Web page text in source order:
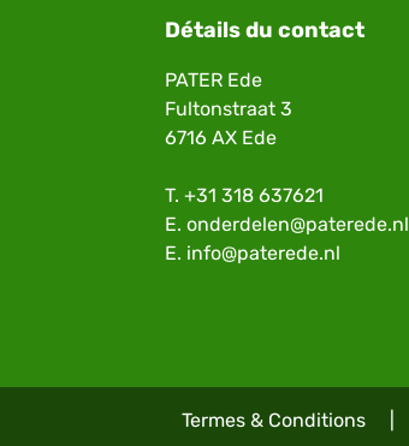
Détails du contact
PATER Ede
Fultonstraat 3
6716 AX Ede
T. +31 318 637621
E. onderdelen@paterede.nl
E. info@paterede.nl
Termes & Conditions